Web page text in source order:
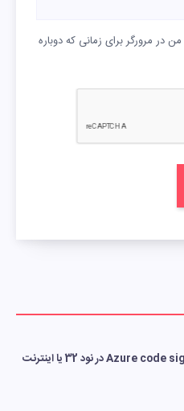
در مرورگر برای زمانی که دوباره
رفع خطای Azure code signing در نود 32 یا اینترنت